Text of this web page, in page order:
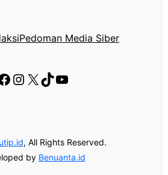
Pedoman Media Siber
Instagram
X TikTok
YouTube
, All Rights Reserved.
by Benuanta.id